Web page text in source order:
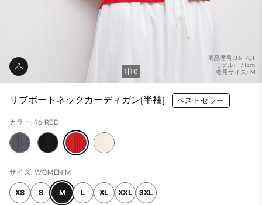
商品番号:361701
モデル: 171cm
着用サイズ: M
1 10
リブボートネックカーディガン(半袖) ベストセラー
カラー: 16 RED
サイズ: WOMEN M
XS S M L XL XXL 3XL